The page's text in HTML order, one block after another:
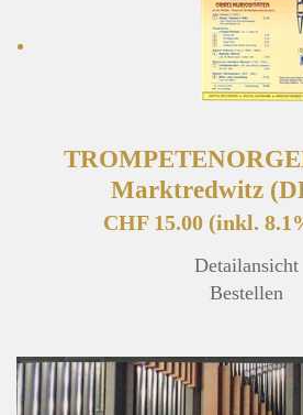
Marktredwitz
CHF 15.00 (inkl.
Detailansicht
Bestellen